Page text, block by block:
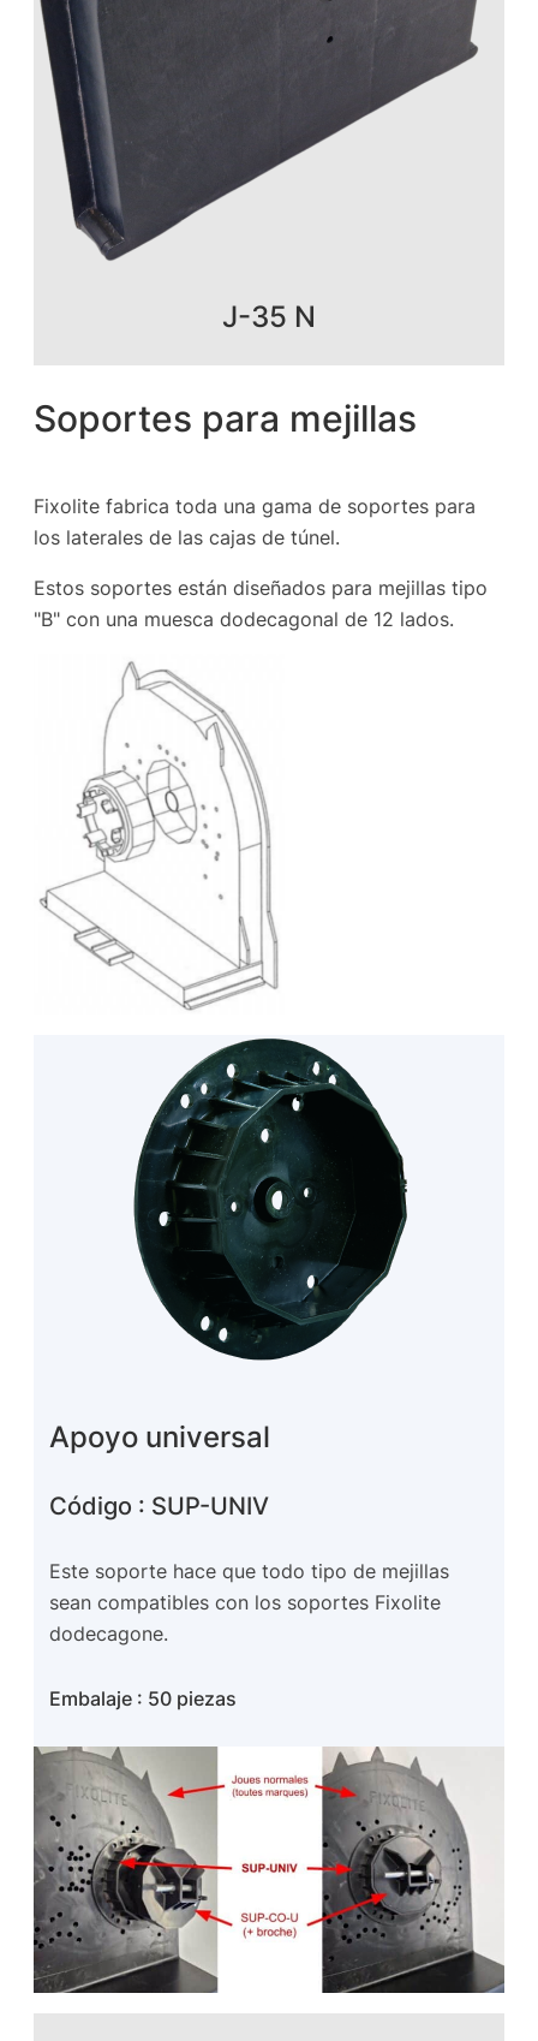
J-35 N
Soportes para mejillas
Fixolite fabrica toda una gama de soportes para
los laterales de las cajas de túnel.
Estos soportes están diseñados para mejillas tipo
"B" con una muesca dodecagonal de 12 lados.
Apoyo universal
Código : SUP-UNIV
Este soporte hace que todo tipo de mejillas
sean compatibles con los soportes Fixolite
dodecagone.
Embalaje : 50 piezas